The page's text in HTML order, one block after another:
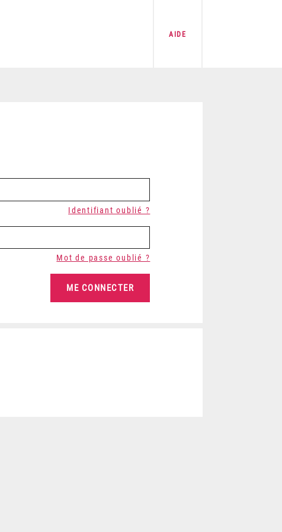
AIDE
Identifiant oublié ?
Mot de passe oublié ?